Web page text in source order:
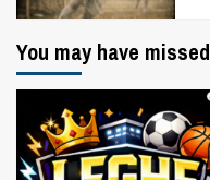
You may have missed